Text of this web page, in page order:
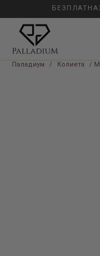
Паладиум / Колиета /